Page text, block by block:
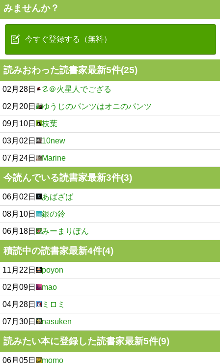
みませんか？
今すぐ登録する（無料）
読みおわった読書家最新5件(25)
02月28日 ☡＠火星人でござる
02月20日 ゆうじのパンツはオニのパンツ
09月10日 枝葉
03月02日 10new
07月24日 Marine
今読んでいる読書家最新3件(3)
06月02日 あばざば
08月10日 銀の鈴
06月18日 みーまりぽん
積読中の読書家最新4件(4)
11月22日 poyon
02月09日 mao
04月28日 ミロミ
07月30日 nasuken
読みたい本に登録した読書家最新5件(9)
06月05日 momo